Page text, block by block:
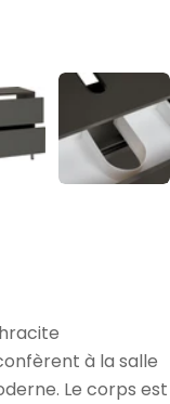
à la salle
Le corps est